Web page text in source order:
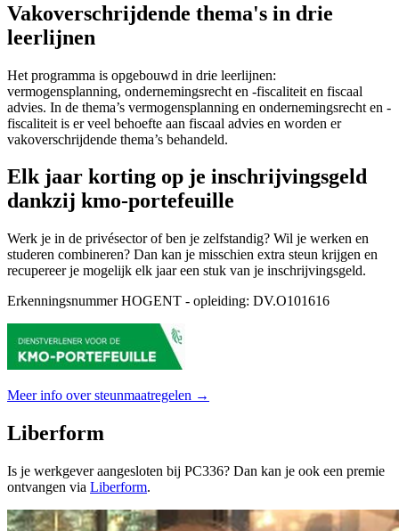
Vakoverschrijdende thema's in drie
leerlijnen
Het programma is opgebouwd in drie leerlijnen:
vermogensplanning, ondernemingsrecht en -fiscaliteit en fiscaal
advies. In de thema’s vermogensplanning en ondernemingsrecht en -
fiscaliteit is er veel behoefte aan fiscaal advies en worden er
vakoverschrijdende thema’s behandeld.
Elk jaar korting op je inschrijvingsgeld
dankzij kmo-portefeuille
Werk je in de privésector of ben je zelfstandig? Wil je werken en
studeren combineren? Dan kan je misschien extra steun krijgen en
recupereer je mogelijk elk jaar een stuk van je inschrijvingsgeld.
Erkenningsnummer HOGENT - opleiding: DV.O101616
Meer info over steunmaatregelen →
Liberform
Is je werkgever aangesloten bij PC336? Dan kan je ook een premie
ontvangen via Liberform.